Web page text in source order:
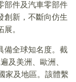
部件及汽車零部件
創新，不斷向仿生
。
備全球知名度。截
及美洲、歐洲、
家及地區。該體繫